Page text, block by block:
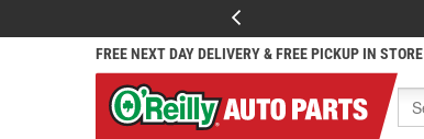
FREE NEXT DAY DELIVERY & FREE PICKUP IN STORE